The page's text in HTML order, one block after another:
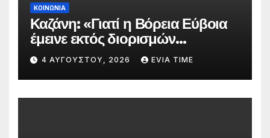
ΚΟΙΝΩΝΙΑ
Καζάνη: «Γιατί η Βόρεια Εύβοια
έμεινε εκτός διορισμών
δασκάλων;»
4 ΑΥΓΟΎΣΤΟΥ, 2026 EVIA TIME